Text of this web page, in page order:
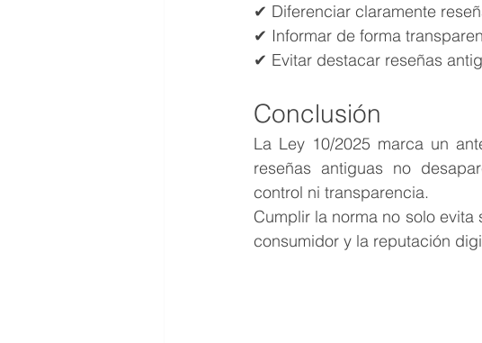
✔ Diferenciar claramente
✔ Informar de forma
✔ Evitar destacar reseñas
Conclusión
La Ley 10/2025 marca un
reseñas antiguas no
control ni transparencia.
Cumplir la norma no solo
consumidor y la reputación